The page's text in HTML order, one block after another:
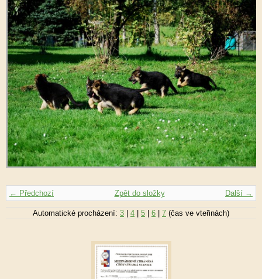
← Předchozí Další →
Zpět do složky
Automatické procházení: 3 | 4 | 5 | 6 | 7 (čas ve vteřinách)